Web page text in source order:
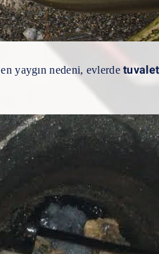
en yaygın nedeni, evlerde